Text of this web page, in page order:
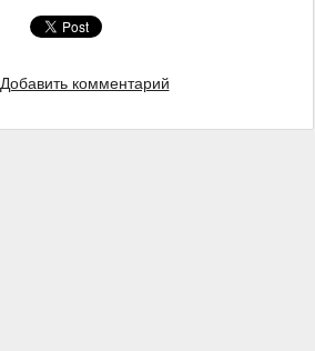
Добавить комментарий